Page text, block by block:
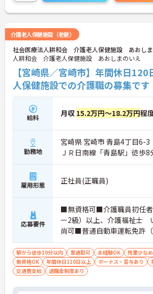
介護老人保健施設（老健）
社会医療法人耕和会 介護老人保健施設 あおしま
人耕和会 介護老人保健施設 あおしまのいえ
【宮崎県／宮崎市】年間休日
人保健施設での介護職の募集です
給料 月収 15.2万円～18.2万円程
勤務地
宮崎県 宮崎市 青島4丁目6-3
ＪＲ日南線「青島駅」徒歩8
雇用形態 正社員(正職員)
応募要件
■無資格可■介護職員初任
ー2級）以上、介護福祉士
尚可■普通自動車運転免許
経験不問
駅から徒歩10分以内 車通勤可 未経験OK 残業少なめ
無資格OK
年間休日110日以上 ボーナス・賞与あり
交通費支給
退職金制度あり